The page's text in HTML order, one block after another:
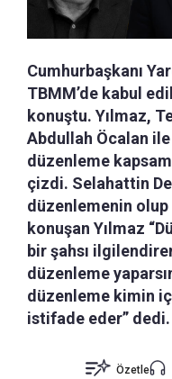
Cumhurbaşkanı
TBMM’de kabul
konuştu. Yılmaz,
Abdullah Öcalan
düzenleme
çizdi. Selahattin
düzenlemenin
konuşan Yılmaz
bir şahsı
düzenleme
düzenleme kimin
istifade eder” dedi.
Özetle